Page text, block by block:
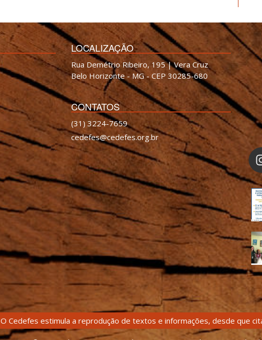
LOCALIZAÇÃO
Rua Demétrio Ribeiro, 195 | Vera Cruz
Belo Horizonte - MG - CEP 30285-680
CONTATOS
(31) 3224-7659
cedefes@cedefes.org.br
O Cedefes estimula a reprodução de textos e informações, desde que